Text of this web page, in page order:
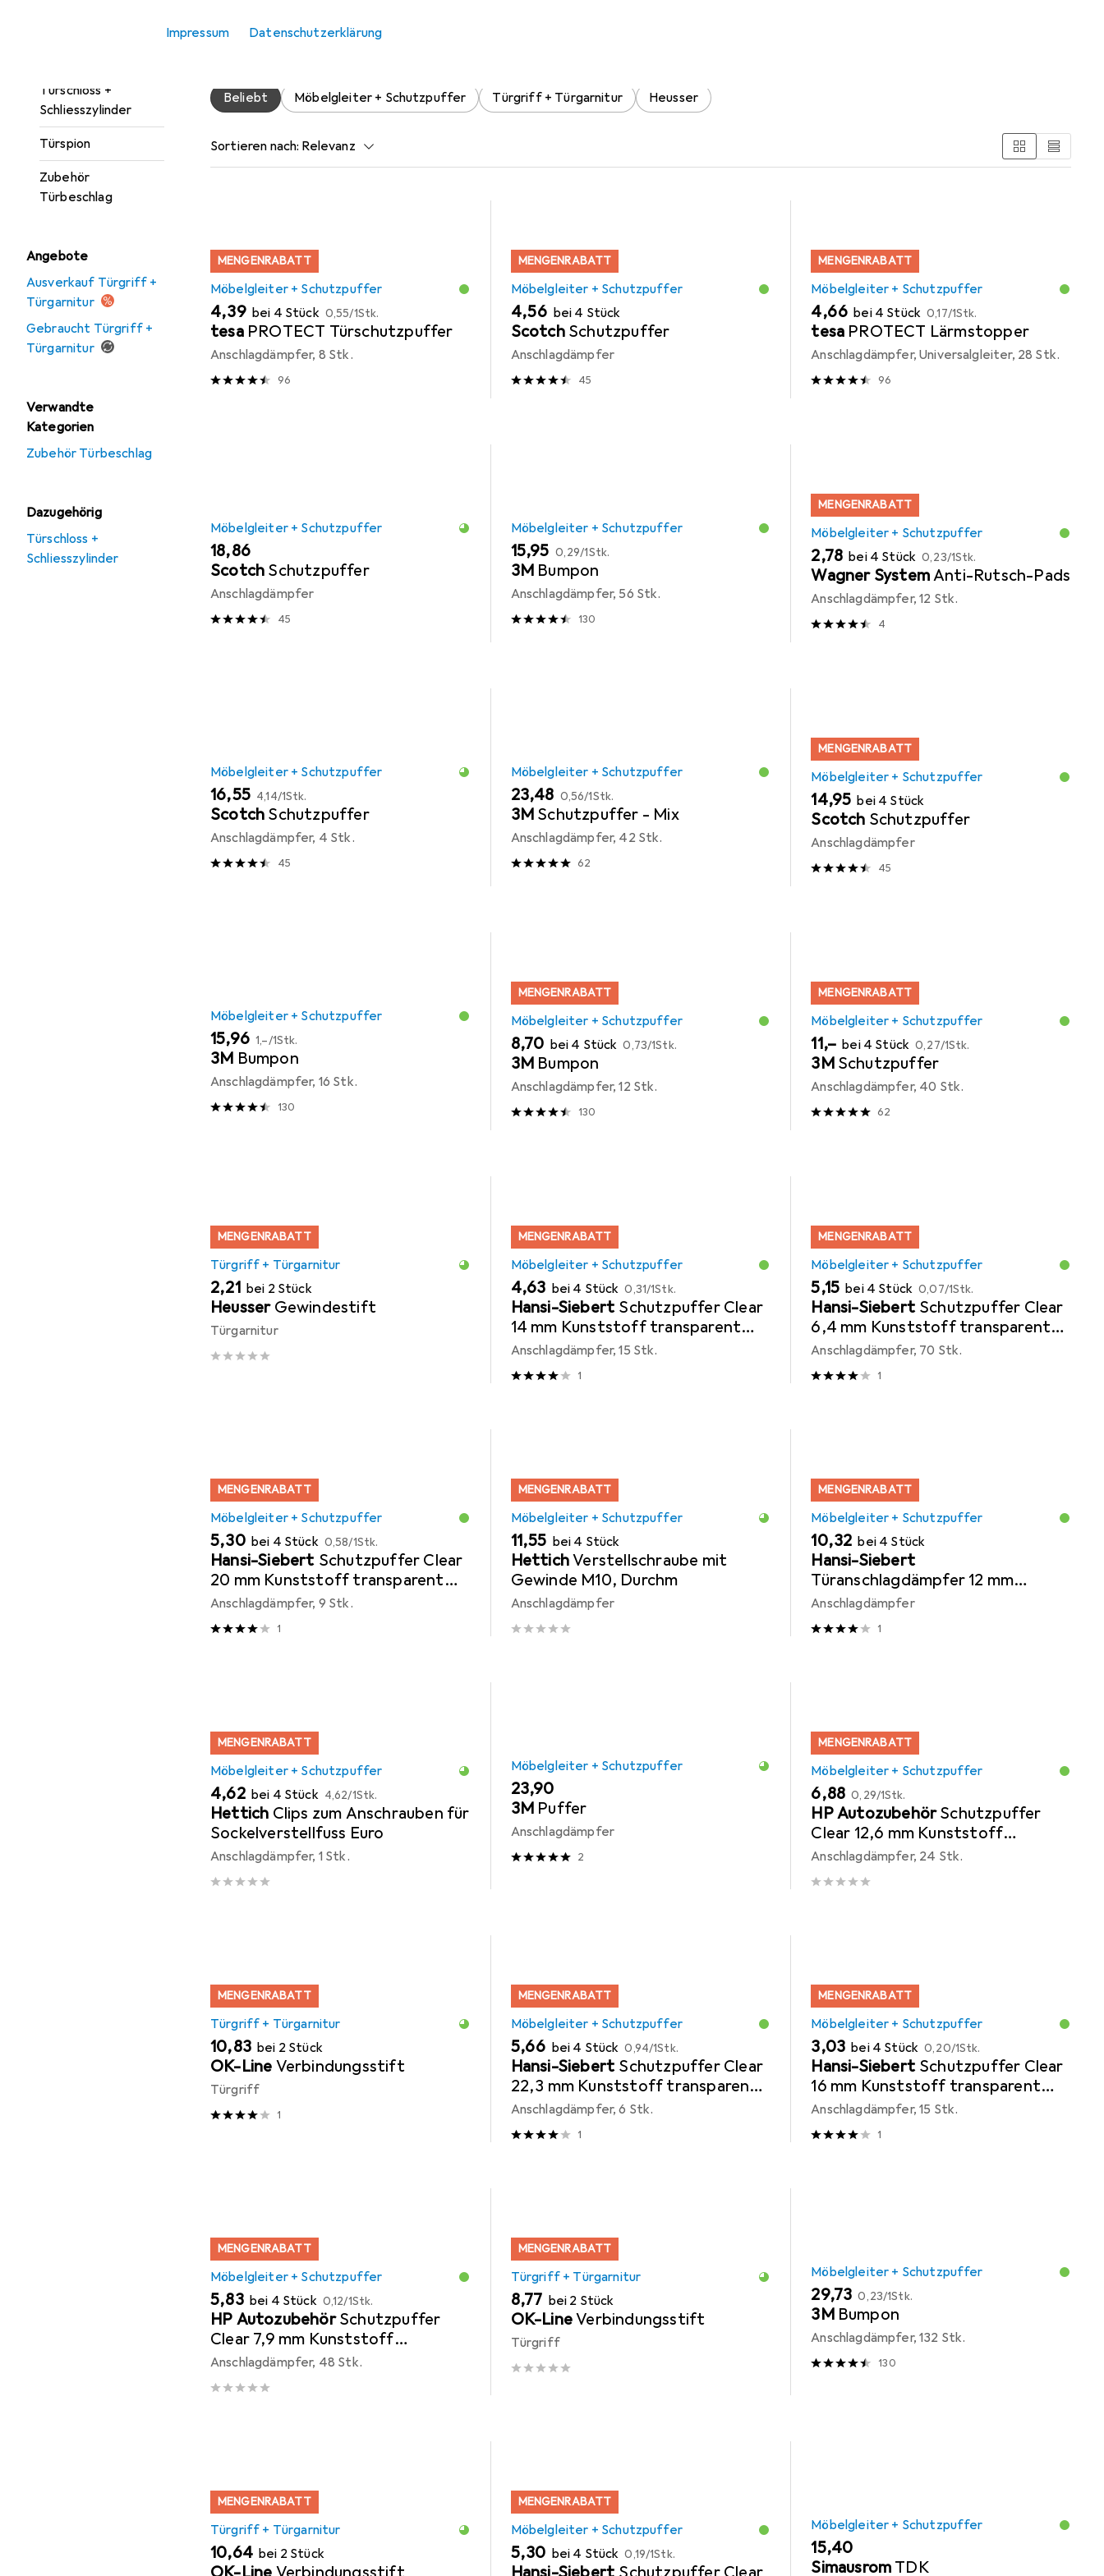
Impressum Datenschutzerklärung
Türschloss +
Schliesszylinder
Türspion
Zubehör
Türbeschlag
Angebote
Ausverkauf Türgriff +
Türgarnitur
Gebraucht Türgriff +
Türgarnitur
Verwandte
Kategorien
Zubehör Türbeschlag
Dazugehörig
Türschloss +
Schliesszylinder
Türgriff + Türgarnitur.
Beliebt Möbelgleiter + Schutzpuffer Türgriff + Türgarnitur Heusser
Sortieren nach: Relevanz
MENGENRABATT
Möbelgleiter + Schutzpuffer
EUR
4,39 bei 4 Stück EUR
0,55/1Stk.
tesa PROTECT Türschutzpuffer
Anschlagdämpfer, 8 Stk.
96
MENGENRABATT
Möbelgleiter + Schutzpuffer
EUR
4,56 bei 4 Stück
Scotch Schutzpuffer
Anschlagdämpfer
45
MENGENRABATT
Möbelgleiter + Schutzpuffer
EUR
4,66 bei 4 Stück EUR
0,17/1Stk.
tesa PROTECT Lärmstopper
Anschlagdämpfer, Universalgleiter, 28 Stk.
96
Möbelgleiter + Schutzpuffer
EUR
18,86
Scotch Schutzpuffer
Anschlagdämpfer
45
Möbelgleiter + Schutzpuffer
EUR
15,95 EUR
0,29/1Stk.
3M Bumpon
Anschlagdämpfer, 56 Stk.
130
MENGENRABATT
Möbelgleiter + Schutzpuffer
EUR
2,78 bei 4 Stück EUR
0,23/1Stk.
Wagner SystemAnti-Rutsch-Pads
Anschlagdämpfer, 12 Stk.
4
Möbelgleiter + Schutzpuffer
EUR
16,55 EUR
4,14/1Stk.
Scotch Schutzpuffer
Anschlagdämpfer, 4 Stk.
45
Möbelgleiter + Schutzpuffer
EUR
23,48 EUR
0,56/1Stk.
3M Schutzpuffer - Mix
Anschlagdämpfer, 42 Stk.
62
MENGENRABATT
Möbelgleiter + Schutzpuffer
EUR
14,95 bei 4 Stück
Scotch Schutzpuffer
Anschlagdämpfer
45
Möbelgleiter + Schutzpuffer
EUR
15,96 EUR
1,–/1Stk.
3M Bumpon
Anschlagdämpfer, 16 Stk.
130
MENGENRABATT
Möbelgleiter + Schutzpuffer
EUR
8,70 bei 4 Stück EUR
0,73/1Stk.
3M Bumpon
Anschlagdämpfer, 12 Stk.
130
MENGENRABATT
Möbelgleiter + Schutzpuffer
EUR
11,– bei 4 Stück EUR
0,27/1Stk.
3M Schutzpuffer
Anschlagdämpfer, 40 Stk.
62
MENGENRABATT
Türgriff + Türgarnitur
EUR
2,21 bei 2 Stück
Heusser Gewindestift
Türgarnitur
MENGENRABATT
Möbelgleiter + Schutzpuffer
EUR
4,63 bei 4 Stück EUR
0,31/1Stk.
Hansi-Siebert Schutzpuffer Clear
14 mm Kunststoff transparent
Koni selbstklebend
Anschlagdämpfer, 15 Stk.
1
MENGENRABATT
Möbelgleiter + Schutzpuffer
EUR
5,15 bei 4 Stück EUR
0,07/1Stk.
Hansi-Siebert Schutzpuffer Clear
6,4 mm Kunststoff transparent
Linse selbstklebend
Anschlagdämpfer, 70 Stk.
1
MENGENRABATT
Möbelgleiter + Schutzpuffer
EUR
5,30 bei 4 Stück EUR
0,58/1Stk.
Hansi-Siebert Schutzpuffer Clear
20 mm Kunststoff transparent
Koni selbstklebend
Anschlagdämpfer, 9 Stk.
1
MENGENRABATT
Möbelgleiter + Schutzpuffer
EUR
11,55 bei 4 Stück
HettichVerstellschraube mit
Gewinde M10, Durchm
Anschlagdämpfer
MENGENRABATT
Möbelgleiter + Schutzpuffer
EUR
10,32 bei 4 Stück
Hansi-Siebert
Türanschlagdämpfer 12 mm
Kunststoff klar selbstklebend
Anschlagdämpfer
1
MENGENRABATT
Möbelgleiter + Schutzpuffer
EUR
4,62 bei 4 Stück EUR
4,62/1Stk.
Hettich Clips zum Anschrauben für
Sockelverstellfuss Euro
Anschlagdämpfer, 1 Stk.
Möbelgleiter + Schutzpuffer
EUR
23,90
3M Puffer
Anschlagdämpfer
2
MENGENRABATT
Möbelgleiter + Schutzpuffer
EUR
6,88 EUR
0,29/1Stk.
HP AutozubehörSchutzpuffer
Clear 12,6 mm Kunststoff
transparent Quadrat
selbstklebend
Anschlagdämpfer, 24 Stk.
MENGENRABATT
Türgriff + Türgarnitur
EUR
10,83 bei 2 Stück
OK-Line Verbindungsstift
Türgriff
1
MENGENRABATT
Möbelgleiter + Schutzpuffer
EUR
5,66 bei 4 Stück EUR
0,94/1Stk.
Hansi-Siebert Schutzpuffer Clear
22,3 mm Kunststoff transparent
Sofo selbstklebend
Anschlagdämpfer, 6 Stk.
1
MENGENRABATT
Möbelgleiter + Schutzpuffer
EUR
3,03 bei 4 Stück EUR
0,20/1Stk.
Hansi-Siebert Schutzpuffer Clear
16 mm Kunststoff transparent
Linse selbstklebend
Anschlagdämpfer, 15 Stk.
1
MENGENRABATT
Möbelgleiter + Schutzpuffer
EUR
5,83 bei 4 Stück EUR
0,12/1Stk.
HP Autozubehör Schutzpuffer
Clear 7,9 mm Kunststoff
transparent Linse selbstklebend
Anschlagdämpfer, 48 Stk.
MENGENRABATT
Türgriff + Türgarnitur
EUR
8,77 bei 2 Stück
OK-LineVerbindungsstift
Türgriff
Möbelgleiter + Schutzpuffer
EUR
29,73 EUR
0,23/1Stk.
3M Bumpon
Anschlagdämpfer, 132 Stk.
130
MENGENRABATT
Türgriff + Türgarnitur
EUR
10,64 bei 2 Stück
MENGENRABATT
Möbelgleiter + Schutzpuffer
EUR
5,30 bei 4 Stück EUR
0,19/1Stk.
Möbelgleiter + Schutzpuffer
EUR
15,40
Simausrom TDK